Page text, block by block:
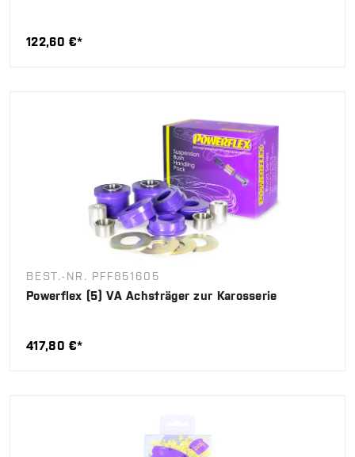
122,60 €*
BEST.-NR. PFF851605
Powerflex (5) VA Achsträger zur Karosserie
417,80 €*